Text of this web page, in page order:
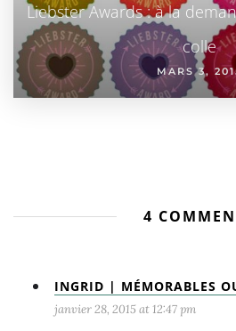
Liebster Awards : à la
colle
MARS 3,
4
INGRID | MÉMORABLES
janvier 28, 2015 at 12:47 pm